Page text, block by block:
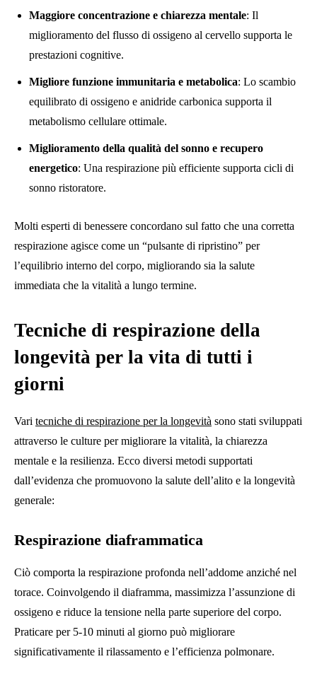
Maggiore concentrazione e chiarezza mentale: Il
miglioramento del flusso di ossigeno al cervello supporta le
prestazioni cognitive.
Migliore funzione immunitaria e metabolica: Lo scambio
equilibrato di ossigeno e anidride carbonica supporta il
metabolismo cellulare ottimale.
Miglioramento della qualità del sonno e recupero
energetico: Una respirazione più efficiente supporta cicli di
sonno ristoratore.
Molti esperti di benessere concordano sul fatto che una corretta
respirazione agisce come un “pulsante di ripristino” per
l’equilibrio interno del corpo, migliorando sia la salute
immediata che la vitalità a lungo termine.
Tecniche di respirazione della
longevità per la vita di tutti i
giorni
Vari tecniche di respirazione per la longevità sono stati sviluppati
attraverso le culture per migliorare la vitalità, la chiarezza
mentale e la resilienza. Ecco diversi metodi supportati
dall’evidenza che promuovono la salute dell’alito e la longevità
generale:
Respirazione diaframmatica
Ciò comporta la respirazione profonda nell’addome anziché nel
torace. Coinvolgendo il diaframma, massimizza l’assunzione di
ossigeno e riduce la tensione nella parte superiore del corpo.
Praticare per 5-10 minuti al giorno può migliorare
significativamente il rilassamento e l’efficienza polmonare.